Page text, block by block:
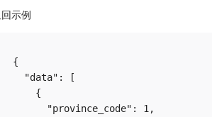
示例
{
  "data": [
    {
      "province_code": 1,